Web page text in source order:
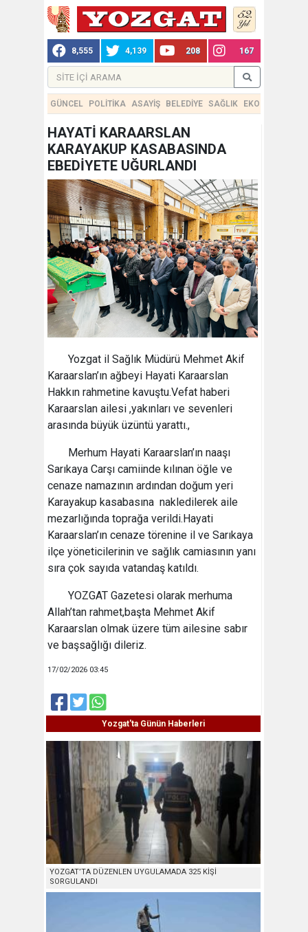
8,555 4,139 208 167
GÜNCEL POLİTİKA ASAYİŞ BELEDİYE SAĞLIK EKONOMİ
HAYATİ KARAARSLAN
KARAYAKUP KASABASINDA
EBEDİYETE UĞURLANDI
Yozgat il Sağlık Müdürü Mehmet Akif
Karaarslan’ın ağbeyi Hayati Karaarslan
Hakkın rahmetine kavuştu.Vefat haberi
Karaarslan ailesi ,yakınları ve sevenleri
arasında büyük üzüntü yarattı.,
Merhum Hayati Karaarslan’ın naaşı
Sarıkaya Carşı camiinde kılınan öğle ve
cenaze namazının ardından doğum yeri
Karayakup kasabasına nakledilerek aile
mezarlığında toprağa verildi.Hayati
Karaarslan’ın cenaze törenine il ve Sarıkaya
ilçe yöneticilerinin ve sağlık camiasının yanı
sıra çok sayıda vatandaş katıldı.
YOZGAT Gazetesi olarak merhuma
Allah’tan rahmet,başta Mehmet Akif
Karaarslan olmak üzere tüm ailesine sabır
ve başsağlığı dileriz.
17/02/2026 03:45
Yozgat'ta Günün Haberleri
YOZGAT’TA DÜZENLEN UYGULAMADA 325 KİŞİ
SORGULANDI